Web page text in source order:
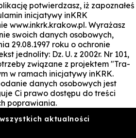
potwierdzasz, iż zapoznałeś
inicjatywy inKRK
www.inkrk.krakow.pl. Wyrażasz
swoich danych osobowych,
29.08.1997 roku o ochronie
jednolity: Dz. U. z 2002r. Nr 101,
związane z projektem "Tra-
w ramach inicjatywy inKRK.
danych osobowych jest
Ci prawo dostępu do treści
poprawiania.
aktualności